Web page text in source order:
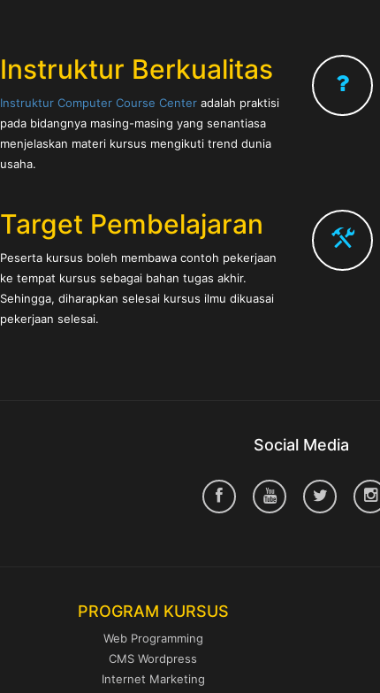
Instruktur Berkualitas
Instruktur Computer Course Center adalah praktisi
pada bidangnya masing-masing yang senantiasa
menjelaskan materi kursus mengikuti trend dunia
usaha.
Target Pembelajaran
Peserta kursus boleh membawa contoh pekerjaan
ke tempat kursus sebagai bahan tugas akhir.
Sehingga, diharapkan selesai kursus ilmu dikuasai
pekerjaan selesai.
Social Media
PROGRAM KURSUS
Web Programming
CMS Wordpress
Internet Marketing